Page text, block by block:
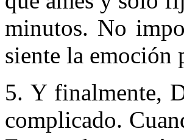
minutos. No
siente la emoción
5. Y finalmente,
complicado.